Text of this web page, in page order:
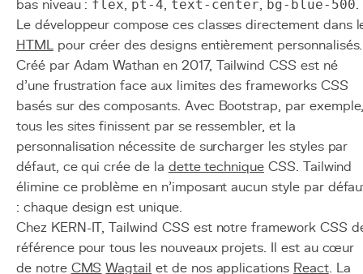
bas niveau : flex, pt-4, text-center, bg-blue-500.
Le développeur compose ces classes directement dans
HTMLpour créer des designs entièrement personnalisés.
Créé par Adam Wathan en 2017, Tailwind CSS est né
d'une frustration face aux limites des frameworks CSS
basés sur des composants. Avec Bootstrap, par
tous les sites finissent par se ressembler, et la
personnalisation nécessite de surcharger les styles par
défaut, ce qui crée de la dette technique CSS. Tailwind
élimine ce problème en n'imposant aucun style par
: chaque design est unique.
Chez KERN-IT, Tailwind CSS est notre framework CSS
référence pour tous les nouveaux projets. Il est au cœur
de notre CMS Wagtail et de nos applications React. La